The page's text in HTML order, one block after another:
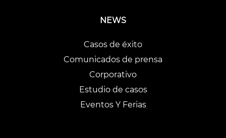
NEWS
Casos de éxito
Comunicados de prensa
Corporativo
Estudio de casos
Eventos Y Ferias